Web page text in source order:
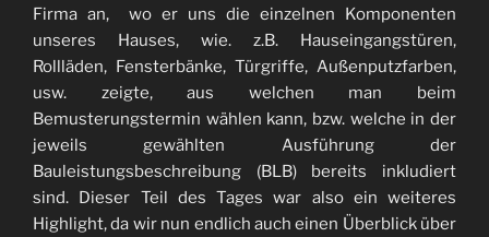
Firma an, wo er uns die einzelnen Komponenten
unseres Hauses, wie. z.B. Hauseingangstüren,
Rollläden, Fensterbänke, Türgriffe, Außenputzfarben,
usw. zeigte, aus welchen man beim
Bemusterungstermin wählen kann, bzw. welche in der
jeweils gewählten Ausführung der
Bauleistungsbeschreibung (BLB) bereits inkludiert
sind. Dieser Teil des Tages war also ein weiteres
Highlight, da wir nun endlich auch einen Überblick über